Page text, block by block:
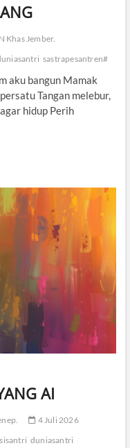
Khas Jember.
sastrapesantren#
aku bangun Mamak
Tangan melebur,
hidup Perih
AI
4 Juli 2026
duniasantri